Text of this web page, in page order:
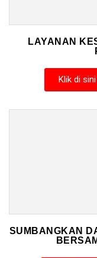
LAYANAN
Klik di sini
SUMBANGKAN